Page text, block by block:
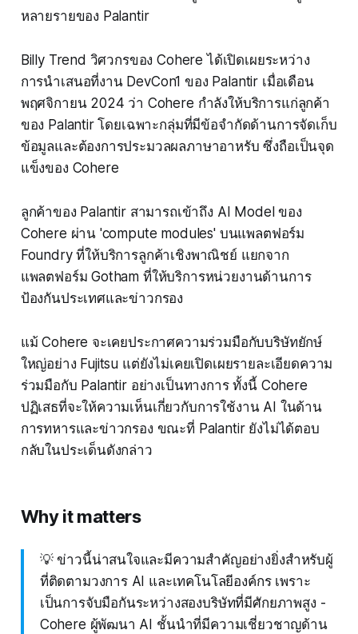
หลายรายของ Palantir
Billy Trend วิศวกรของ Cohere ได้เปิดเผยระหว่าง
การนำเสนอที่งาน DevCon1 ของ Palantir เมื่อเดือน
พฤศจิกายน 2024 ว่า Cohere กำลังให้บริการแก่ลูกค้า
ของ Palantir โดยเฉพาะกลุ่มที่มีข้อจำกัดด้านการจัดเก็บ
ข้อมูลและต้องการประมวลผลภาษาอาหรับ ซึ่งถือเป็นจุด
แข็งของ Cohere
ลูกค้าของ Palantir สามารถเข้าถึง AI Model ของ
Cohere ผ่าน 'compute modules' บนแพลตฟอร์ม
Foundry ที่ให้บริการลูกค้าเชิงพาณิชย์ แยกจาก
แพลตฟอร์ม Gotham ที่ให้บริการหน่วยงานด้านการ
ป้องกันประเทศและข่าวกรอง
แม้ Cohere จะเคยประกาศความร่วมมือกับบริษัทยักษ์
ใหญ่อย่าง Fujitsu แต่ยังไม่เคยเปิดเผยรายละเอียดความ
ร่วมมือกับ Palantir อย่างเป็นทางการ ทั้งนี้ Cohere
ปฏิเสธที่จะให้ความเห็นเกี่ยวกับการใช้งาน AI ในด้าน
การทหารและข่าวกรอง ขณะที่ Palantir ยังไม่ได้ตอบ
กลับในประเด็นดังกล่าว
Why it matters
💡 ข่าวนี้น่าสนใจและมีความสำคัญอย่างยิ่งสำหรับผู้
ที่ติดตามวงการ AI และเทคโนโลยีองค์กร เพราะ
เป็นการจับมือกันระหว่างสองบริษัทที่มีศักยภาพสูง -
Cohere ผู้พัฒนา AI ชั้นนำที่มีความเชี่ยวชาญด้าน